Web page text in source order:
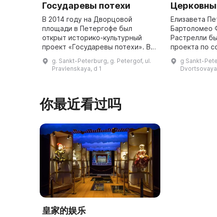
Государевы потехи
В 2014 году на Дворцовой
площади в Петергофе был
открыт историко-культурный
проект «Государевы потехи». В
праздники и развлечения,
которые были важной частью
g. Sankt-Peterburg, g. Petergof, ul.
Pravlenskaya, d 1
Елизавета
Бартоломео
Растрелли
проекта по
была
года и
g Sankt-
Dvortsovaya
你最近看过吗
皇家的娱乐